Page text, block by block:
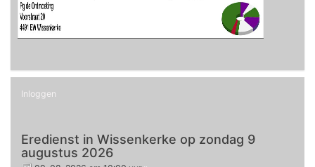
Inloggen
Eredienst in Wissenkerke op zondag 9
augustus 2026